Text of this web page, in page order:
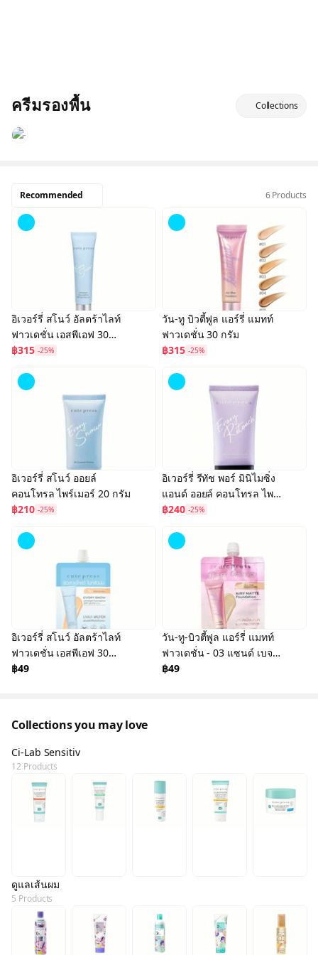
ครีมรองพื้น Collections
Recommended 6 Products
อิเวอร์รี่ สโนว์ อัลตร้าไลท์
ฟาวเดชั่น เอสพีเอฟ 30
พีเอ+++
฿315 -25%
วัน-ทู บิวตี้ฟูล แอร์รี่ แมทท์
ฟาวเดชั่น 30 กรัม
฿315 -25%
อิเวอร์รี่ สโนว์ ออยล์
คอนโทรล ไพร์เมอร์ 20 กรัม
฿210 -25%
อิเวอร์รี่ รีทัช พอร์ มินิไมซิ่ง
แอนด์ ออยล์ คอนโทรล ไพร์
เมอร์ 20 กรัม
฿240 -25%
อิเวอร์รี่ สโนว์ อัลตร้าไลท์
ฟาวเดชั่น เอสพีเอฟ 30
พีเอ+++ - เอ็น1 - แบบซอง
฿49
วัน-ทู-บิวตี้ฟูล แอร์รี่ แมทท์
ฟาวเดชั่น - 03 แซนด์ เบจ
แบบซอง 5 มล.
฿49
Collections you may love
Ci-Lab Sensitiv
12 Products
ดูแลเส้นผม
5 Products